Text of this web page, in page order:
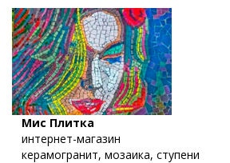
Мис Плитка
интернет-магазин
керамогранит, мозаика, ступени